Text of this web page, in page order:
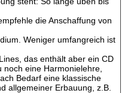
die Anschaffung von
Weniger umfangreich ist
das enthält aber ein CD
eine Harmonielehre,
Bedarf eine klassische
allgemeiner Erbauung, z.B.